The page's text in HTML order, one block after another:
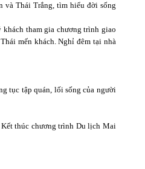
, Nick Skype và Email cá nhân khác ...
và Thái Trắng, tìm hiểu đời sống
tham gia chương trình giao
mến khách. Nghỉ đêm tại nhà
tục tập quán, lối sống của người
thúc chương trình Du lịch Mai